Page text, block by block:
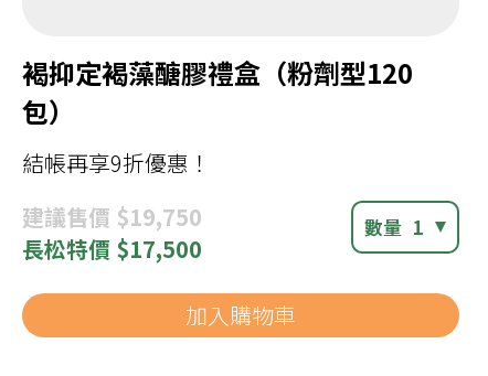
褐抑定褐藻醣膠禮盒（粉劑型120
包）
結帳再享9折優惠！
建議售價 $19,750
長松特價 $17,500
數量 1
加入購物車